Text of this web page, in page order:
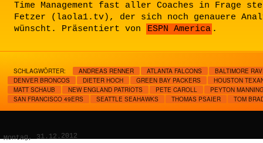
Time Management fast aller Coaches in Frage
Fetzer (laola1.tv), der sich noch genauere
wünscht. Präsentiert von
ESPN America .
SCHLAGWÖRTER: ANDREAS RENNER ATLANTA FALCONS
BALTIMORE
DENVER BRONCOS
DIETER HOCH GREEN BAY PACKERS
HOUSTON
MATT SCHAUB
NEW ENGLAND PATRIOTS PETE CAROLL
PEYTON
SAN FRANCISCO 49ERS
SEATTLE SEAHAWKS THOMAS PSAIER TOM
Montag, 31.12.2012